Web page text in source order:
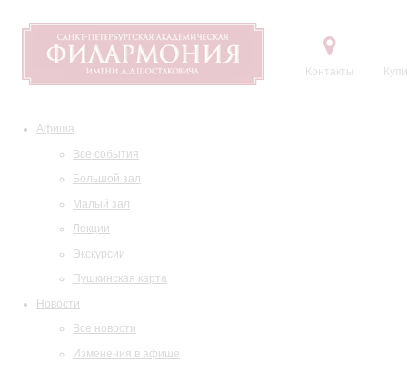
Контакты
Афиша
Все события
Большой зал
Малый зал
Лекции
Экскурсии
Пушкинская карта
Новости
Все новости
Изменения в афише